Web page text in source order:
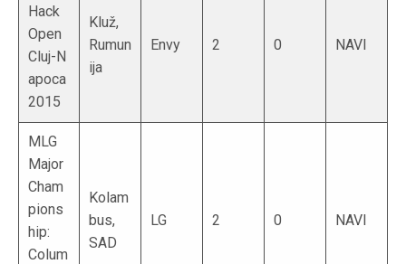
Hack
Open
Cluj⁠-⁠N
apoca
2015
Kluž,
Rumun
ija
Envy 2 0 NAVI
MLG
Major
Cham
pions
hip:
Colum
Kolam
bus,
SAD
LG 2 0 NAVI